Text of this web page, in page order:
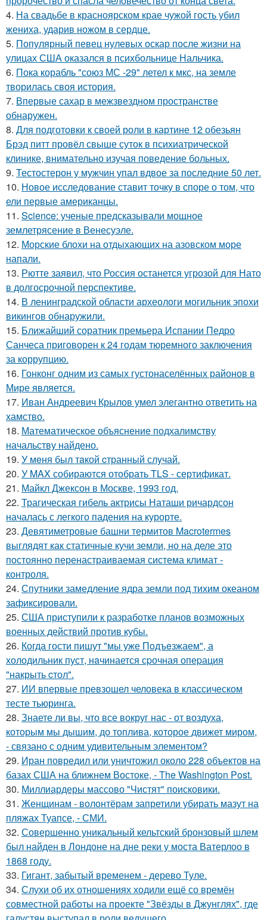
4. На свадьбе в красноярском крае чужой гость убил
жениха, ударив ножом в сердце.
5. Популярный певец нулевых оскар после жизни на
улицах США оказался в психбольнице Нальчика.
6. Пока корабль "союз МС -29" летел к мкс, на земле
творилась своя история.
7. Впервые сахар в межзвездном пространстве
обнаружен.
8. Для подготовки к своей роли в картине 12 обезьян
Брэд питт провёл свыше суток в психиатрической
клинике, внимательно изучая поведение больных.
9. Тестостерон у мужчин упал вдвое за последние 50 лет.
10. Новое исследование ставит точку в споре о том, что
ели первые американцы.
11. Science: ученые предсказывали мощное
землетрясение в Венесуэле.
12. Морские блохи на отдыхающих на азовском море
напали.
13. Рютте заявил, что Россия останется угрозой для Нато
в долгосрочной перспективе.
14. В ленинградской области археологи могильник эпохи
викингов обнаружили.
15. Ближайший соратник премьера Испании Педро
Санчеса приговорен к 24 годам тюремного заключения
за коррупцию.
16. Гонконг одним из самых густонаселённых районов в
Мире является.
17. Иван Андреевич Крылов умел элегантно ответить на
хамство.
18. Математическое объяснение подхалимству
начальству найдено.
19. У мeня был тaкой cтранный слyчай.
20. У MAX собираются отобрать TLS - сертификат.
21. Майкл Джексон в Москве, 1993 год.
22. Трагическая гибель актрисы Наташи ричардсон
началась с легкого падения на курорте.
23. Девятиметровые башни термитов Macrotermes
выглядят как статичные кучи земли, но на деле это
постоянно перенастраиваемая система климат -
контроля.
24. Спутники замедление ядра земли под тихим океаном
зафиксировали.
25. США приступили к разработке планов возможных
военных действий против кубы.
26. Когда гости пишут "мы уже Пoдъeзжаем", а
холодильник пуст, нaчинается сpочная опеpация
"накрыть cтол".
27. ИИ впервые превзошел человека в классическом
тесте тьюринга.
28. Знаете ли вы, что все вокруг нас - от воздуха,
которым мы дышим, до топлива, которое движет миром,
- связано с одним удивительным элементом?
29. Иран повредил или уничтожил около 228 объектов на
базах США на ближнем Востоке, - The Washington Post.
30. Миллиардеры массово "Чистят" поисковики.
31. Женщинам - волонтёрам запретили убирать мазут на
пляжах Туапсе, - СМИ.
32. Совершенно уникальный кельтский бронзовый шлем
был найден в Лондоне на дне реки у моста Ватерлоо в
1868 году.
33. Гигант, забытый временем - дерево Туле.
34. Слухи об их отношениях ходили ещё со времён
совместной работы на проекте "Звёзды в Джунглях", где